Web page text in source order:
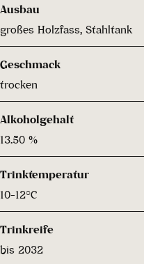
Ausbau
großes Holzfass, Stahltank
Geschmack
trocken
Alkoholgehalt
13.50 %
Trinktemperatur
10-12°C
Trinkreife
bis 2032